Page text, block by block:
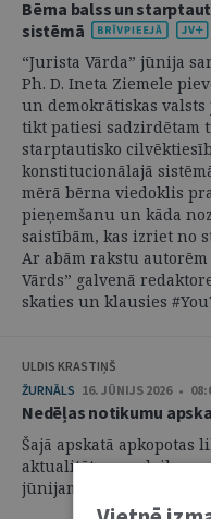
Bērna balss un
sistēmā
“Jurista Vārda” jūnija
Ph. D. Ineta Ziemele
un demokrātiskas
tikt patiesi sadzirdētam
starptautisko
konstitucionālajā
mērā bērna viedoklis
pieņemšanu un kāda
saistībām, kas izriet no
Ar abām rakstu
Vārds” galvenā
skaties un klausies
ULDIS KRASTIŅŠ
ŽURNĀLS 16. JŪNIJS 2026 •
Nedēļas notikumu
Šajā apskatā apkopotas
aktualitātes par laika
jūnijam. ...